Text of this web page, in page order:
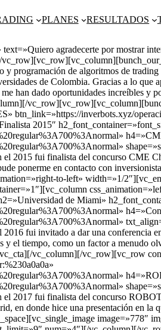
PLANES RESULTADOS
agradecerte por mostrar
programación de algoritmos de
de Colombia. Gracias a lo que
han dado oportunidades increíbles y
btn_link=»https://inverbots.xyz/
2015″
2015 fui finalista del concurso CME
ponerme en contacto con
to-left» width=»1/
de Miami»
fui invitado a dar una conferencia
el tiempo, como un factor a menudo
vc_column][/vc_row][vc_row
2017 fui finalista del concurso
en donde hice una presentación en